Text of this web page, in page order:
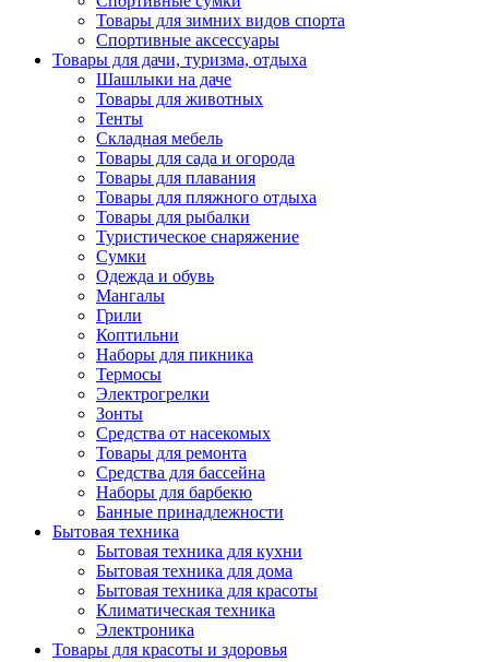
Товары для зимних видов спорта
Спортивные аксессуары
Товары для дачи, туризма, отдыха
Шашлыки на даче
Товары для животных
Тенты
Складная мебель
Товары для сада и огорода
Товары для плавания
Товары для пляжного отдыха
Товары для рыбалки
Туристическое снаряжение
Сумки
Одежда и обувь
Мангалы
Грили
Коптильни
Наборы для пикника
Термосы
Электрогрелки
Зонты
Средства от насекомых
Товары для ремонта
Средства для бассейна
Наборы для барбекю
Банные принадлежности
Бытовая техника
Бытовая техника для кухни
Бытовая техника для дома
Бытовая техника для красоты
Климатическая техника
Электроника
Товары для красоты и здоровья